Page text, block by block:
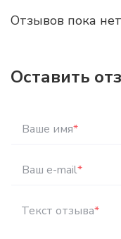
Отзывов пока нет
Оставить
Ваше имя*
Ваш e-mail*
Текст отзыва*